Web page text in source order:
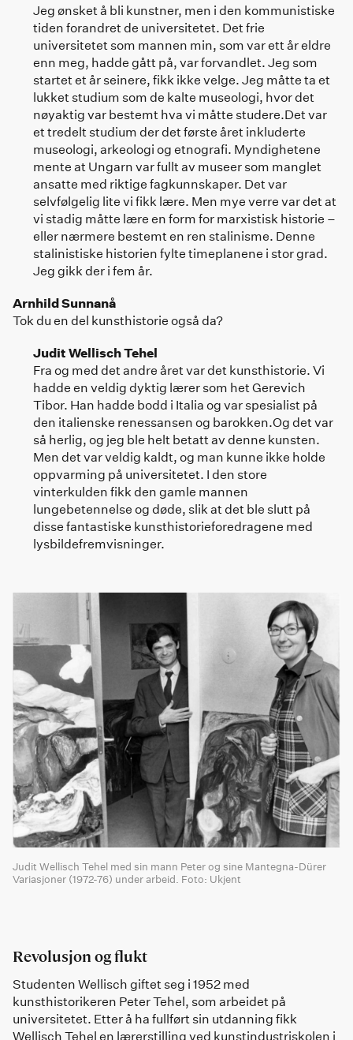
Jeg ønsket å bli kunstner, men i den kommunistiske
tiden forandret de universitetet. Det frie
universitetet som mannen min, som var ett år eldre
enn meg, hadde gått på, var forvandlet. Jeg som
startet et år seinere, fikk ikke velge. Jeg måtte ta et
lukket studium som de kalte museologi, hvor det
nøyaktig var bestemt hva vi måtte studere.Det var
et tredelt studium der det første året inkluderte
museologi, arkeologi og etnografi. Myndighetene
mente at Ungarn var fullt av museer som manglet
ansatte med riktige fagkunnskaper. Det var
selvfølgelig lite vi fikk lære. Men mye verre var det at
vi stadig måtte lære en form for marxistisk historie –
eller nærmere bestemt en ren stalinisme. Denne
stalinistiske historien fylte timeplanene i stor grad.
Jeg gikk der i fem år.
Arnhild Sunnanå
Tok du en del kunsthistorie også da?
Judit Wellisch Tehel
Fra og med det andre året var det kunsthistorie. Vi
hadde en veldig dyktig lærer som het Gerevich
Tibor. Han hadde bodd i Italia og var spesialist på
den italienske renessansen og barokken.Og det var
så herlig, og jeg ble helt betatt av denne kunsten.
Men det var veldig kaldt, og man kunne ikke holde
oppvarming på universitetet. I den store
vinterkulden fikk den gamle mannen
lungebetennelse og døde, slik at det ble slutt på
disse fantastiske kunsthistorieforedragene med
lysbildefremvisninger.
Judit Wellisch Tehel med sin mann Peter og sine Mantegna-Dürer
Variasjoner (1972-76) under arbeid. Foto: Ukjent
Revolusjon og flukt
Studenten Wellisch giftet seg i 1952 med
kunsthistorikeren Peter Tehel, som arbeidet på
universitetet. Etter å ha fullført sin utdanning fikk
Wellisch Tehel en lærerstilling ved kunstindustriskolen i